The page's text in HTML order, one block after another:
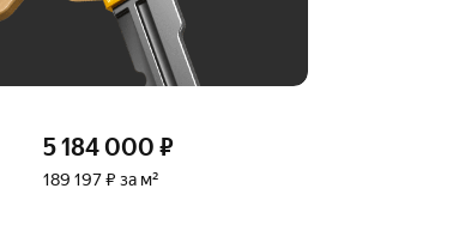
5 184 000 ₽
189 197 ₽ за м²